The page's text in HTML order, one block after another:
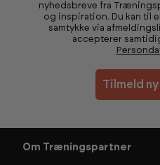
nyhedsbreve fra
og inspiration. Du kan til
samtykke via
accepterer
Tilmeld
Om Træningspartner